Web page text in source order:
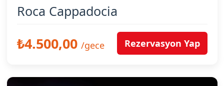
Roca Cappadocia
₺4.500,00 /gece Rezervasyon Yap